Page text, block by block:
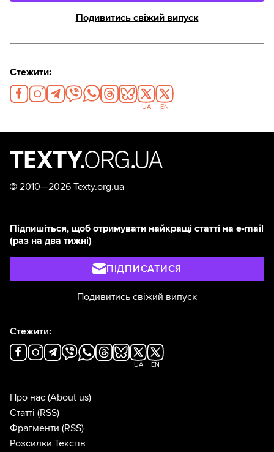
Подивитись свіжий випуск
Стежити:
UA EN
© 2010—2026 Texty.org.ua
Підпишіться, щоб отримувати найкращі статті на e-mail
(раз на два тижні)
ПІДПИСАТИСЯ
Подивитись свіжий випуск
Стежити:
UA EN
Про нас (About us)
Статті (RSS)
Фрагменти (RSS)
Розсилки Текстів